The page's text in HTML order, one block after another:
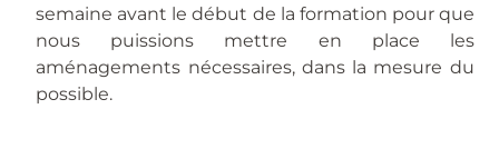
semaine avant le début de la formation pour que
nous puissions mettre en place les
aménagements nécessaires, dans la mesure du
possible.